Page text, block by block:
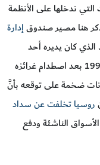
التي ندخلها على الأنظمة
هنا مصير صندوقإدارة
كان يديره أحد
الحائزين على جائزة نوبل والذي انهار في عام 1998 بعد اصطدام غرائزه
ضخمة على توقعه بأنَّ
روسيا تخلفت عن سداد
الناشئة ودفع